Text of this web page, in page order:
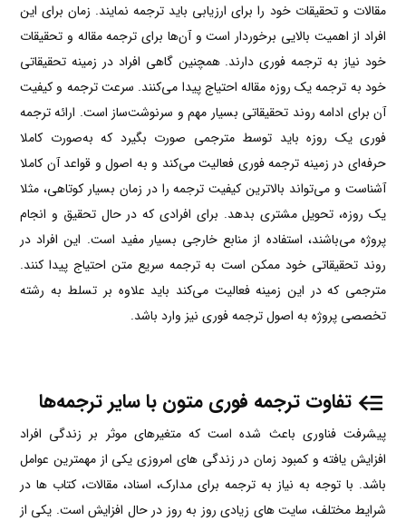
مقالات و تحقیقات خود را برای ارزیابی باید ترجمه نمایند. زمان برای این
افراد از اهمیت بالایی برخوردار است و آن‌‌ها برای ترجمه مقاله و تحقیقات
خود نیاز به ترجمه فوری دارند. همچنین گاهی افراد در زمینه‌‌ تحقیقاتی
خود به ترجمه یک روزه مقاله احتیاج پیدا می‌‌کنند. سرعت ترجمه‌ و کیفیت
آن برای ادامه روند تحقیقاتی بسیار مهم و سرنوشت‌‌ساز است. ارائه ترجمه
فوری یک‌‌ روزه باید توسط مترجمی صورت بگیرد که به‌‌صورت کاملا
حرفه‌‌ای در زمینه‌‌ ترجمه فوری فعالیت می‌‌کند و به اصول و قواعد آن کاملا
آشناست و می‌‌تواند بالاترین کیفیت ترجمه را در زمان بسیار کوتاهی، مثلا
یک روزه، تحویل مشتری بدهد. برای افرادی که در حال تحقیق و انجام
پروژه می‌‌باشند، استفاده از منابع خارجی بسیار مفید است. این افراد در
روند تحقیقاتی خود ممکن است به ترجمه سریع متن احتیاج پیدا کنند.
مترجمی که در این زمینه فعالیت می‌‌کند باید علاوه بر تسلط به رشته‌‌
تخصصی پروژه به اصول ترجمه فوری نیز وارد باشد.
تفاوت ترجمه فوری متون با سایر ترجمه‌ها
پیشرفت فناوری باعث شده است که متغیرهای موثر بر زندگی افراد
افزایش یافته و کمبود زمان در زندگی های امروزی یکی از مهمترین عوامل
باشد. با توجه به نیاز به ترجمه برای مدارک، اسناد، مقالات، کتاب ها در
شرایط مختلف، سایت های زیادی روز به روز در حال افزایش است. یکی از